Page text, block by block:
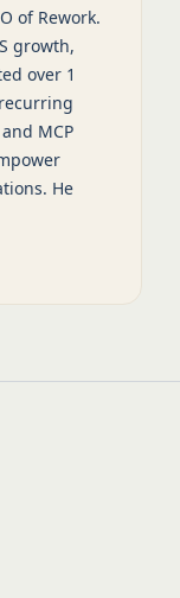
of Rework.
growth,
over 1
MCP
He